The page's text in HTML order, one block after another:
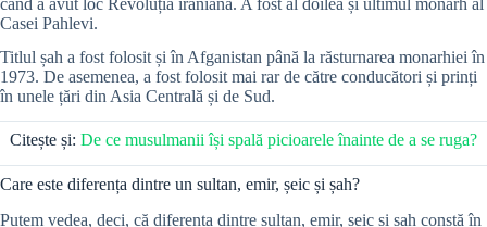
când a avut loc Revoluția iraniană. A fost al doilea și ultimul monarh al
Casei Pahlevi.
Titlul șah a fost folosit și în Afganistan până la răsturnarea monarhiei în
1973. De asemenea, a fost folosit mai rar de către conducători și prinți
în unele țări din Asia Centrală și de Sud.
Citește și: De ce musulmanii își spală picioarele înainte de a se ruga?
Care este diferența dintre un sultan, emir, șeic și șah?
Putem vedea, deci, că diferența dintre sultan, emir, șeic și șah constă în